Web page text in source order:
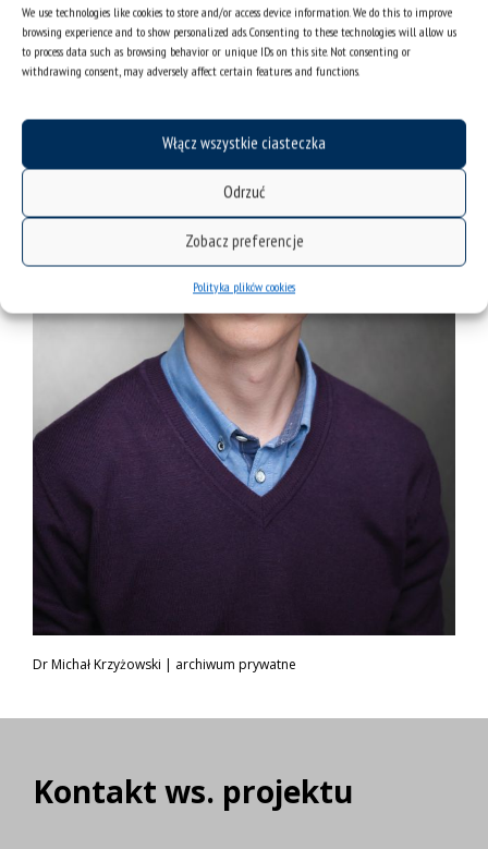
We use technologies like cookies to store and/or access device information. We do this to improve
browsing experience and to show personalized ads. Consenting to these technologies will allow us
to process data such as browsing behavior or unique IDs on this site. Not consenting or
withdrawing consent, may adversely affect certain features and functions.
Włącz wszystkie ciasteczka
Odrzuć
Zobacz preferencje
Polityka plików cookies
Dr Michał Krzyżowski | archiwum prywatne
Kontakt ws. projektu